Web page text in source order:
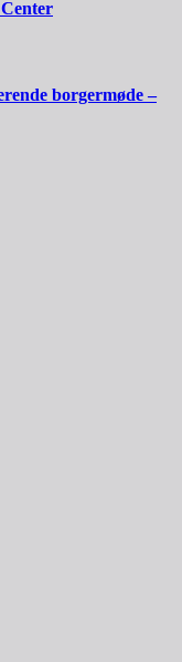
borgermøde –